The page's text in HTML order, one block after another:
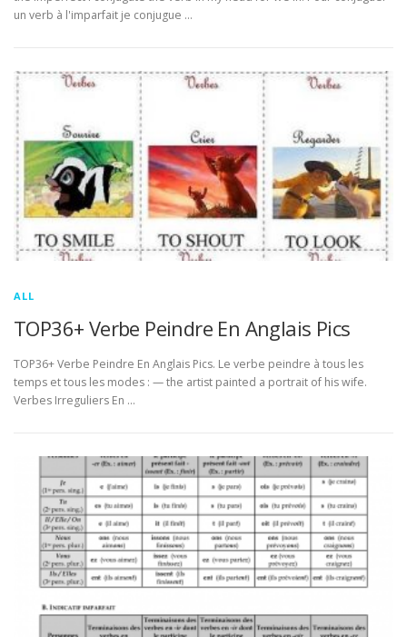
un verb à l'imparfait je conjugue …
ALL
TOP36+ Verbe Peindre En Anglais Pics
TOP36+ Verbe Peindre En Anglais Pics. Le verbe peindre à tous les
temps et tous les modes : — the artist painted a portrait of his wife.
Verbes Irreguliers En …